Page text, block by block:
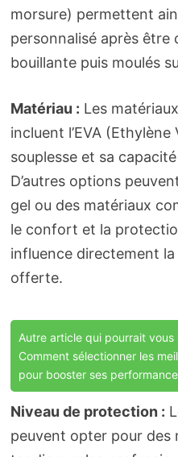
morsure) permettent
personnalisé après être
bouillante puis moulés
Matériau : Les
incluent l’EVA
souplesse et sa
D’autres options
gel ou des matériaux
le confort et la
influence directement
offerte.
Autre article qui pourrait vous
Comment sélectionner les
pour booster ses
Niveau de protection :
peuvent opter pour des